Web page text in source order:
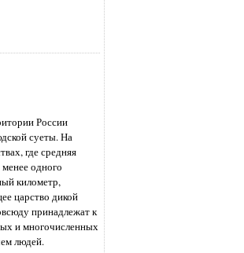
России
суеты. На
где средняя
одного
километр,
царство дикой
принадлежат к
и многочисленных
людей.